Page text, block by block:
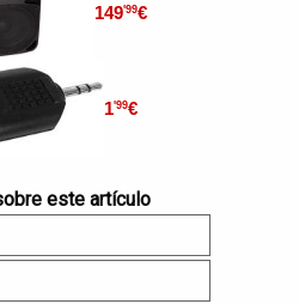
149'99€
1'99€
este artículo